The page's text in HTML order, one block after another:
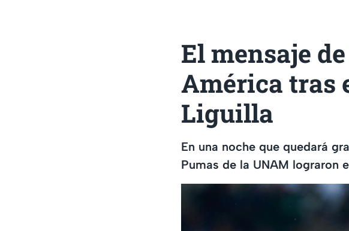
El mensaje
América tras
Liguilla
En una noche que quedará
Pumas de la UNAM lograron